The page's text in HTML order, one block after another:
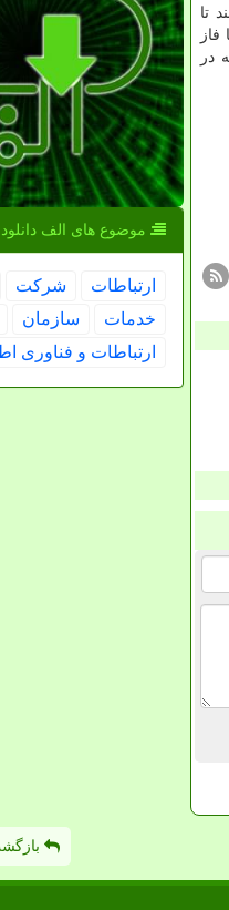
تا
مترمربع بود که در
موضوع های الف دانلود
ارتباطات شركت
خدمات
سازمان
ارتباطات و فناوری